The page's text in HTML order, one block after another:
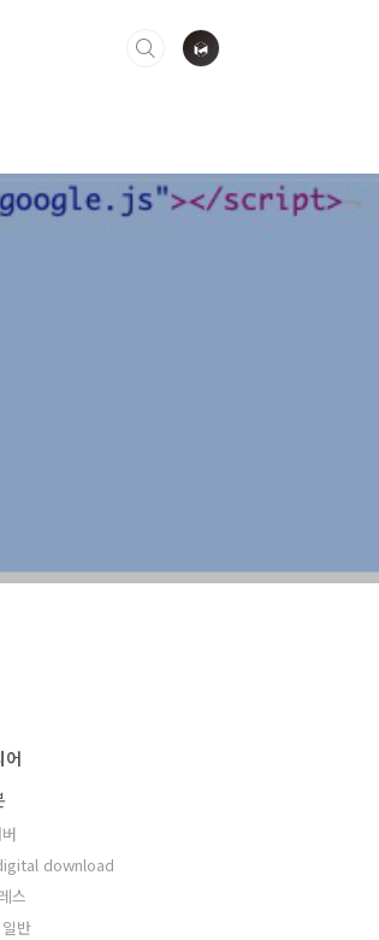
어
download
스
반